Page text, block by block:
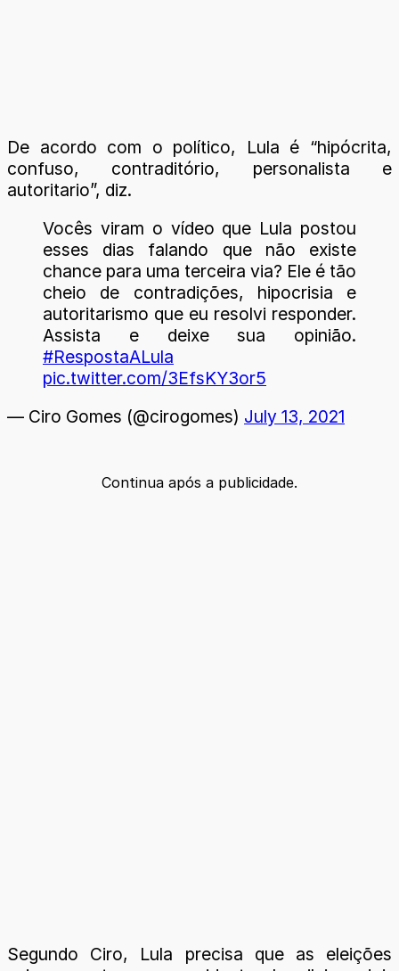
De acordo com o político, Lula é “hipócrita,
confuso, contraditório, personalista e
autoritario”, diz.
Vocês viram o vídeo que Lula postou
esses dias falando que não existe
chance para uma terceira via? Ele é tão
cheio de contradições, hipocrisia e
autoritarismo que eu resolvi responder.
Assista e deixe sua opinião.
#RespostaALula
pic.twitter.com/3EfsKY3or5
— Ciro Gomes (@cirogomes) July 13, 2021
Continua após a publicidade.
Segundo Ciro, Lula precisa que as eleições